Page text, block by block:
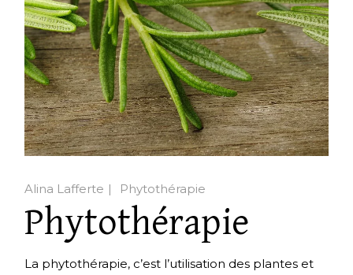
Alina Lafferte Phytothérapie
Phytothérapie
La phytothérapie, c’est l’utilisation des plantes et